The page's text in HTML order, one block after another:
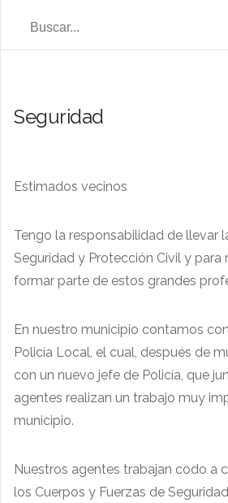
Seguridad
Estimados vecinos
Tengo la responsabilidad de llevar
Seguridad y Protección Civil y para
formar parte de estos grandes
En nuestro municipio contamos
Policía Local, el cual, después de
con un nuevo jefe de Policía, que
agentes realizan un trabajo muy
municipio.
Nuestros agentes trabajan codo a
los Cuerpos y Fuerzas de